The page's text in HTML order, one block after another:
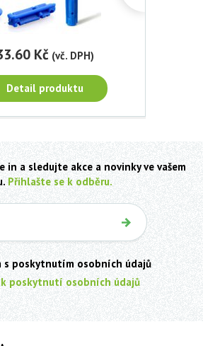
Kč (vč. DPH)
Detail produktu
in a sledujte akce a novinky ve vašem
Přihlašte se k odběru.
poskytnutím osobních údajů
poskytnutí osobních údajů